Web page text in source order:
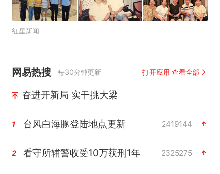
红星新闻
网易热搜 每30分钟更新 打开应用 查看全部
奋进开新局 实干挑大梁
1 台风白海豚登陆地点更新 2419144
2 看守所辅警收受10万获刑1年 2325275